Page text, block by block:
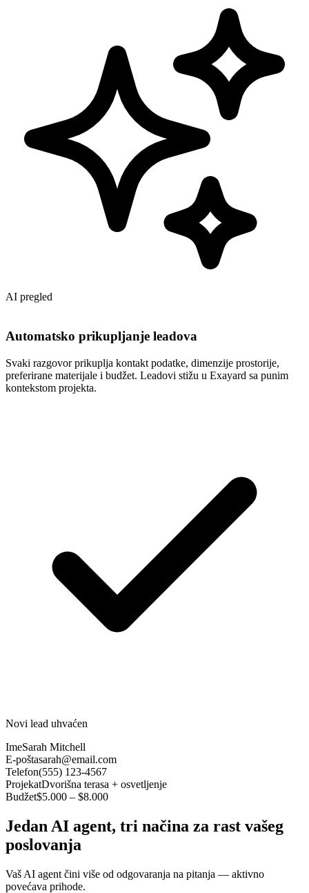
AI pregled
Automatsko prikupljanje leadova
Svaki razgovor prikuplja kontakt podatke, dimenzije prostorije,
preferirane materijale i budžet. Leadovi stižu u Exayard sa punim
kontekstom projekta.
Novi lead uhvaćen
ImeSarah Mitchell
E-poštasarah@email.com
Telefon(555) 123-4567
ProjekatDvorišna terasa + osvetljenje
Budžet$5.000 – $8.000
Jedan AI agent, tri načina za rast vašeg
poslovanja
Vaš AI agent čini više od odgovaranja na pitanja — aktivno
povećava prihode.